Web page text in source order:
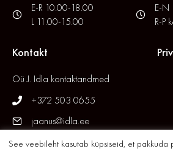
E-R 10.00-18.00
L 11.00-15.00
E-N
R-P
Kontakt
Oü J. Idla kontaktandmed
+372 503 0655
jaanus@idla.ee
See veebileht kasutab küpsiseid, et pakkuda